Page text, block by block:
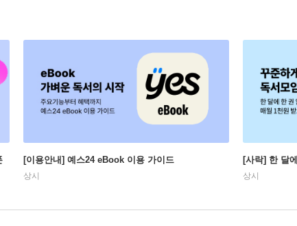
[이용안내] 예스24 eBook 이용 가이드
상시
[사락] 한 달
상시